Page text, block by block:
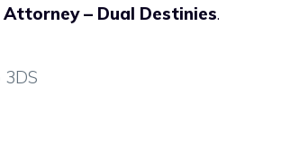
– Dual Destinies.